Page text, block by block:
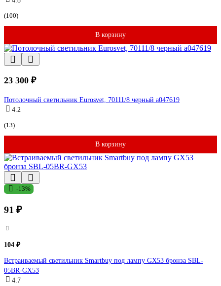
(100)
В корзину
23 300 ₽
Потолочный светильник Eurosvet, 70111/8 черный a047619
4.2
(13)
В корзину
-13%
91 ₽
104 ₽
Встраиваемый светильник Smartbuy под лампу GX53 бронза SBL-
05BR-GX53
4.7